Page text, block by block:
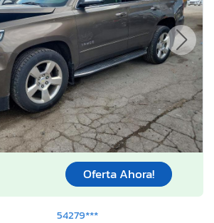
Oferta Ahora!
54279***